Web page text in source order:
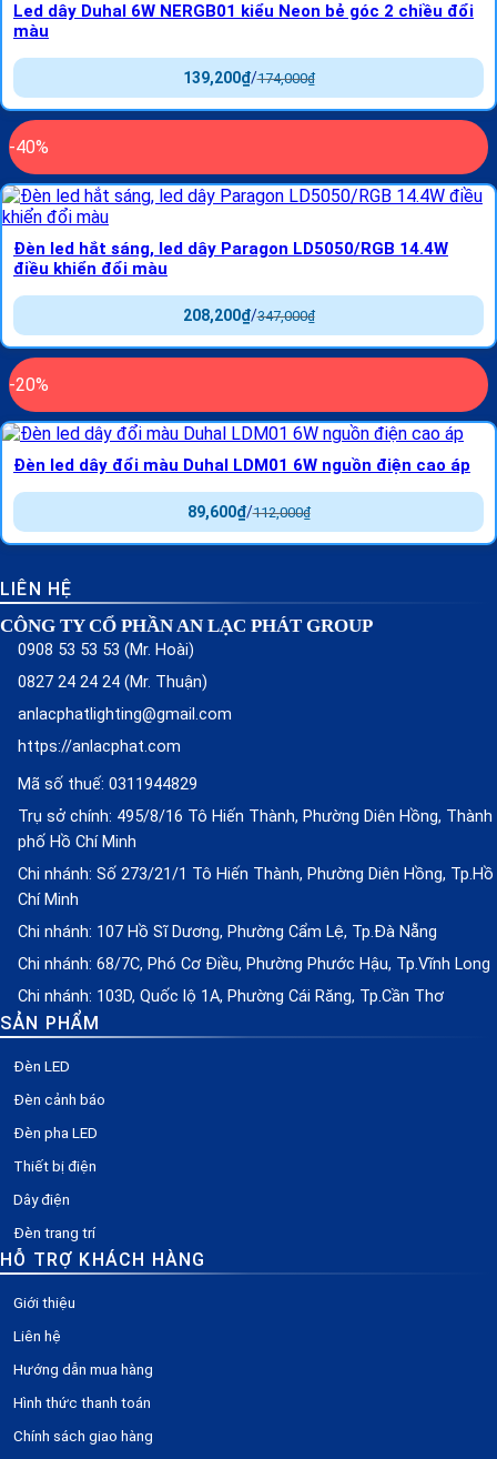
Led dây Duhal 6W NERGB01 kiểu Neon bẻ góc 2 chiều đổi
màu
174,000₫
/
139,200₫
-40%
Đèn led hắt sáng, led dây Paragon LD5050/RGB 14.4W
điều khiển đổi màu
347,000₫
/
208,200₫
-20%
Đèn led dây đổi màu Duhal LDM01 6W nguồn điện cao áp
112,000₫
/
89,600₫
LIÊN HỆ
CÔNG TY CỔ PHẦN AN LẠC PHÁT GROUP
0908 53 53 53 (Mr. Hoài)
0827 24 24 24 (Mr. Thuận)
anlacphatlighting@gmail.com
https://anlacphat.com
Mã số thuế: 0311944829
Trụ sở chính: 495/8/16 Tô Hiến Thành, Phường Diên Hồng, Thành
phố Hồ Chí Minh
Chi nhánh: Số 273/21/1 Tô Hiến Thành, Phường Diên Hồng, Tp.Hồ
Chí Minh
Chi nhánh: 107 Hồ Sĩ Dương, Phường Cẩm Lệ, Tp.Đà Nẵng
Chi nhánh: 68/7C, Phó Cơ Điều, Phường Phước Hậu, Tp.Vĩnh Long
Chi nhánh: 103D, Quốc lộ 1A, Phường Cái Răng, Tp.Cần Thơ
SẢN PHẨM
Đèn LED
Đèn cảnh báo
Đèn pha LED
Thiết bị điện
Dây điện
Đèn trang trí
HỖ TRỢ KHÁCH HÀNG
Giới thiệu
Liên hệ
Hướng dẫn mua hàng
Hình thức thanh toán
Chính sách giao hàng